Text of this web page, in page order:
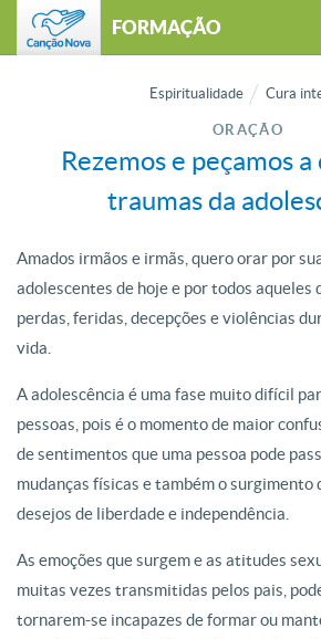
FORMAÇÃO
Espiritualidade Cura
ORAÇÃO
Rezemos e peçamos
traumas da
Amados irmãos e irmãs, quero orar por
adolescentes de hoje e por todos aqueles
perdas, feridas, decepções e violências
vida.
A adolescência é uma fase muito difícil
pessoas, pois é o momento de maior
de sentimentos que uma pessoa pode
mudanças físicas e também o surgimento
desejos de liberdade e independência.
As emoções que surgem e as atitudes
muitas vezes transmitidas pelos pais,
tornarem-se incapazes de formar ou